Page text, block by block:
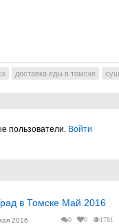
доставка еды в томске
пользователи. Войти
Град в Томске Май 2016
0 0 1781
2016